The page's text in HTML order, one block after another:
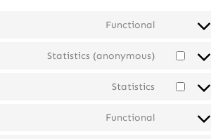
Functional
Statistics (anonymous)
Statistics
Functional